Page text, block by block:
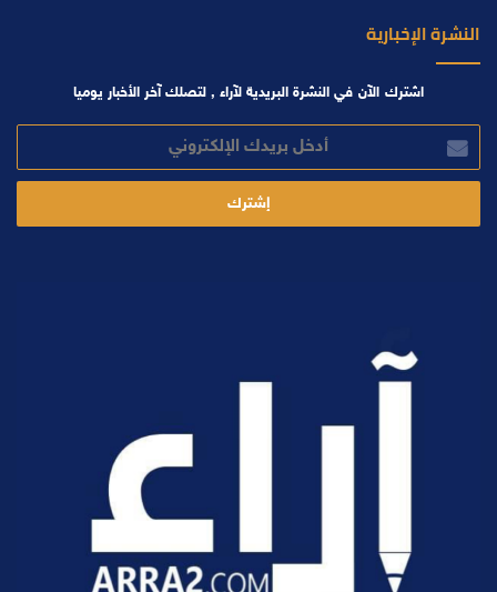
النشرة الإخبارية
اشترك الآن في النشرة البريدية لآراء , لتصلك آخر الأخبار يوميا
بريدك
الإلكتروني